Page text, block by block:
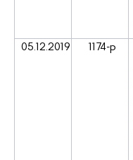
05.12.2019 1174-р